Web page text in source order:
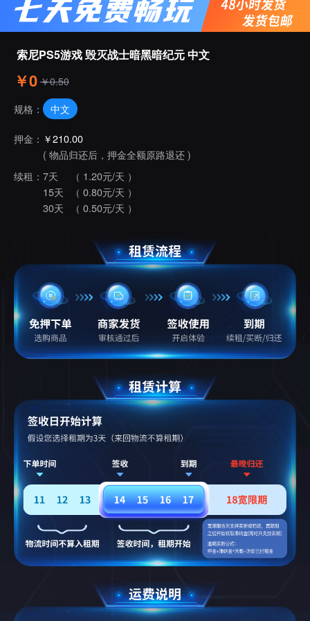
索尼PS5游戏 毁灭战士暗黑暗纪元 中文
￥0 ￥0.50
规格： 中文
押金： ￥210.00
( 物品归还后，押金全额原路退还 )
续租： 7天
（ 1.20元/天 ）
15天
（ 0.80元/天 ）
30天
（ 0.50元/天 ）